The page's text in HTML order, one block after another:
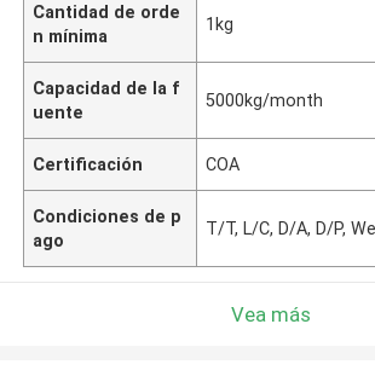
Cantidad de orde
n mínima
1kg
Capacidad de la f
uente
5000kg/month
Certificación COA
Condiciones de p
ago
T/T, L/C, D/A, D/P,
Vea más